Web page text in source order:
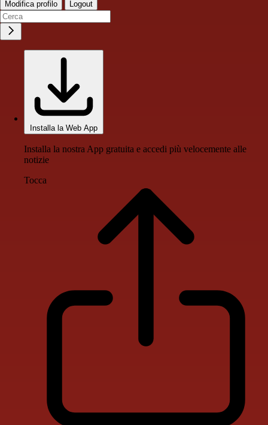
Modifica profilo Logout
Installa la Web App
Installa la nostra App gratuita e accedi più velocemente alle
notizie
Tocca